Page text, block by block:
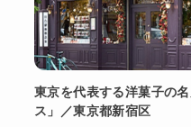
東京を代表する洋菓子の
ス」／東京都新宿区